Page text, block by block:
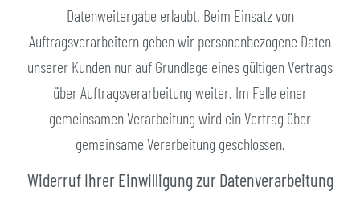
Datenweitergabe erlaubt. Beim Einsatz von
Auftragsverarbeitern geben wir personenbezogene Daten
unserer Kunden nur auf Grundlage eines gültigen Vertrags
über Auftragsverarbeitung weiter. Im Falle einer
gemeinsamen Verarbeitung wird ein Vertrag über
gemeinsame Verarbeitung geschlossen.
Widerruf Ihrer Einwilligung zur Datenverarbeitung